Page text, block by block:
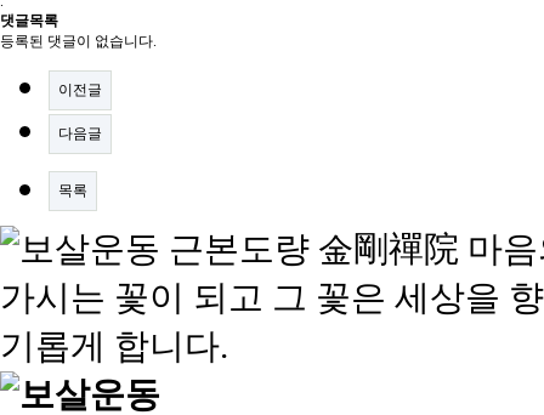
댓글목록
등록된 댓글이 없습니다.
이전글
다음글
목록